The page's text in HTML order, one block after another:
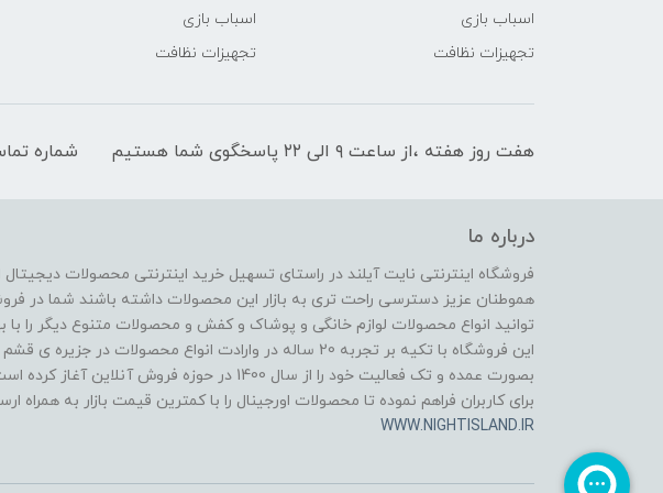
اسباب بازی
تجهیزات نظافت
اسباب بازی
تجهیزات نظافت
هفت روز هفته ،از ساعت ۹ الی ۲۲ پاسخگوی شما هستیم شماره
درباره ما
فروشگاه اینترنتی نایت آیلند در راستای تسهیل خرید اینترنتی محصولات
هموطنان عزیز دسترسی راحت تری به بازار این محصولات داشته باشند شما در
توانید انواع محصولات لوازم خانگی و پوشاک و کفش و محصولات متنوع دیگر را
این فروشگاه با تکیه بر تجربه 20 ساله در وارادت انواع محصولات در
بصورت عمده و تک فعالیت خود را از سال 1400 در حوزه فروش
برای کاربران فراهم نموده تا محصولات اورجینال را با کمترین قیمت بازار به همراه
WWW.NIGHTISLAND.IR